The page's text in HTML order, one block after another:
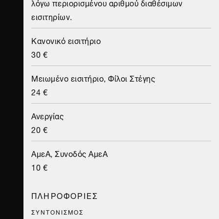
εισιτηρίων.
Κανονικό εισιτήριο
30 €
Μειωμένο εισιτήριο, Φίλοι Στέγης
24 €
Ανεργίας
20 €
ΑμεΑ, Συνοδός ΑμεΑ
10 €
ΠΛΗΡΟΦΟΡΙΕΣ
ΣΥΝΤΟΝΙΣΜΟΣ